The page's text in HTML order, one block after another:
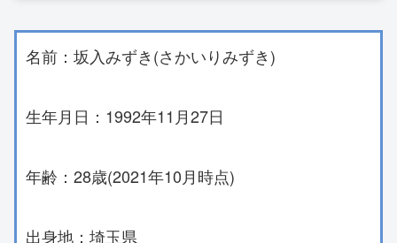
名前：坂入みずき(さかいりみずき)
生年月日：1992年11月27日
年齢：28歳(2021年10月時点)
出身地：埼玉県